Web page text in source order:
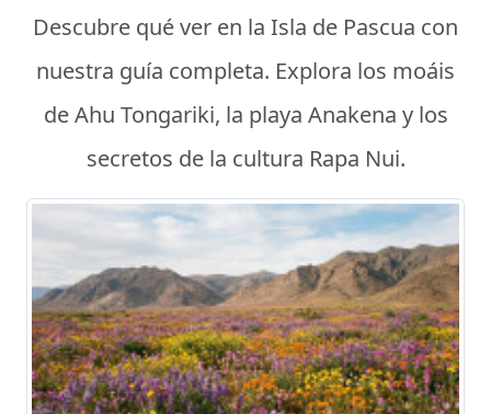
Descubre qué ver en la Isla de Pascua con
nuestra guía completa. Explora los moáis
de Ahu Tongariki, la playa Anakena y los
secretos de la cultura Rapa Nui.